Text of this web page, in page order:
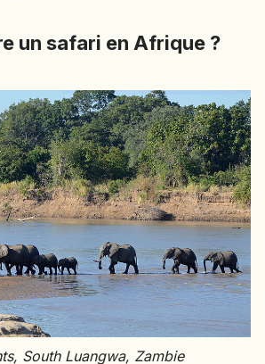
un safari en Afrique ?
South Luangwa, Zambie